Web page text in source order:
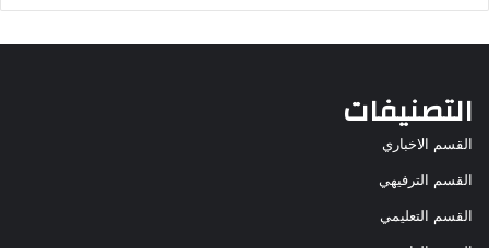
التصنيفات
القسم الاخباري
القسم الترفيهي
القسم التعليمي